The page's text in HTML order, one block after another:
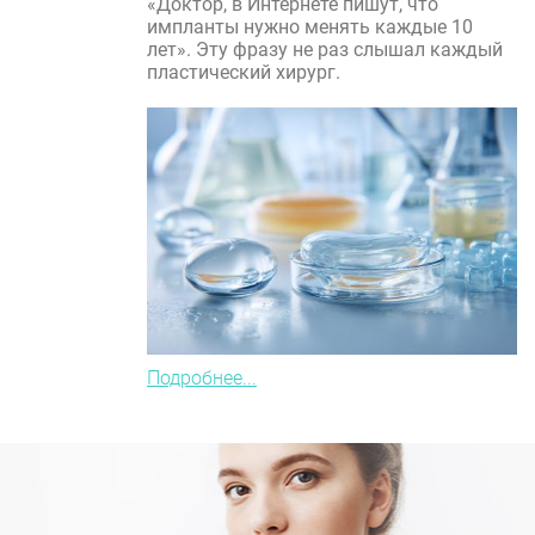
импланты нужно менять каждые 10
лет». Эту фразу не раз слышал каждый
пластический хирург.
Подробнее...